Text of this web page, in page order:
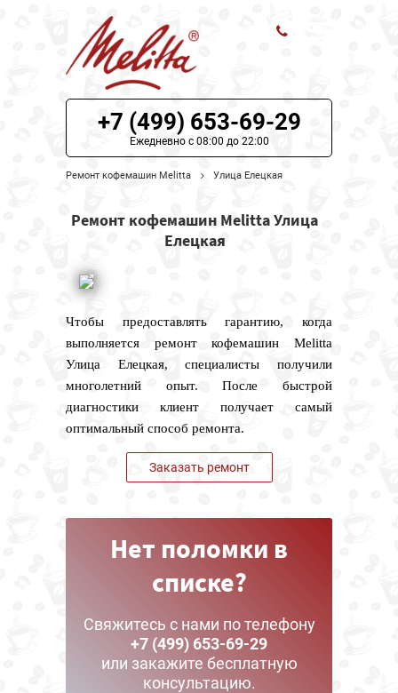
ЦЕНЫ НА РЕМОНТ
О СЕРВИСЕ
МОДЕЛИ MELITTA
НАШИ КОНТАКТЫ
+7 (499) 653-69-29
Ежедневно с 08:00 до 22:00
Ремонт кофемашин Melitta Улица Елецкая
Ремонт кофемашин Melitta Улица
Елецкая
Чтобы предоставлять гарантию, когда
выполняется ремонт кофемашин Melitta
Улица Елецкая, специалисты получили
многолетний опыт. После быстрой
диагностики клиент получает самый
оптимальный способ ремонта.
Заказать ремонт
Нет поломки в
списке?
Свяжитесь с нами по телефону
+7 (499) 653-69-29
или закажите бесплатную
консультацию.